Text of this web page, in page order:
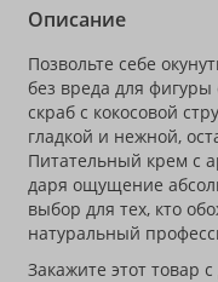
Описание
Позвольте себе
без вреда для
скраб с кокосовой
гладкой и нежной,
Питательный крем с
даря ощущение
выбор для тех, кто
натуральный
Закажите этот товар